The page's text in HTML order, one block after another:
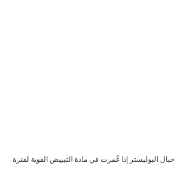
البوليستر إذا غُمرت في مادة التبييض القوية لفترة